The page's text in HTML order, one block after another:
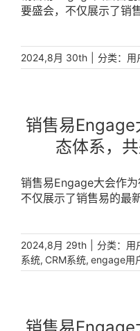
要盛会，不仅展示了销
示销售易创新成果和综
2024,8月 30th 分类： 用
销售易Engage
态体系，
销售易Engage大会作为
不仅展示了销售易的最
2024,8月 29th 分类： 用
系统, CRM系统, engage用